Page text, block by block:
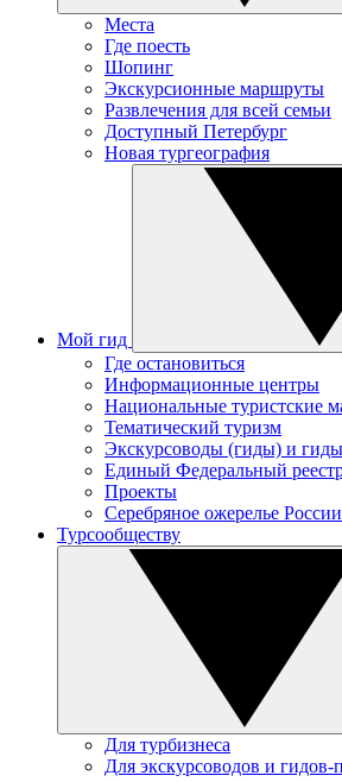
Места
Где поесть
Шопинг
Экскурсионные маршруты
Развлечения для всей семьи
Доступный Петербург
Новая тургеография
Мой гид
Где остановиться
Информационные центры
Национальные туристские
Тематический туризм
Экскурсоводы (гиды) и
Единый Федеральный
Проекты
Серебряное ожерелье России
Турсообществу
Для турбизнеса
Для экскурсоводов и гидов-